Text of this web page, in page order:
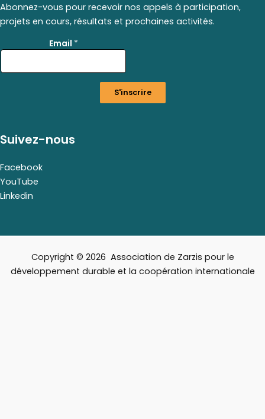
Abonnez-vous pour recevoir nos appels à participation,
projets en cours, résultats et prochaines activités.
i
l
E
Email *
S'inscrire
Suivez-nous
Facebook
YouTube
Linkedin
Copyright © 2026 Association de Zarzis pour le
développement durable et la coopération internationale